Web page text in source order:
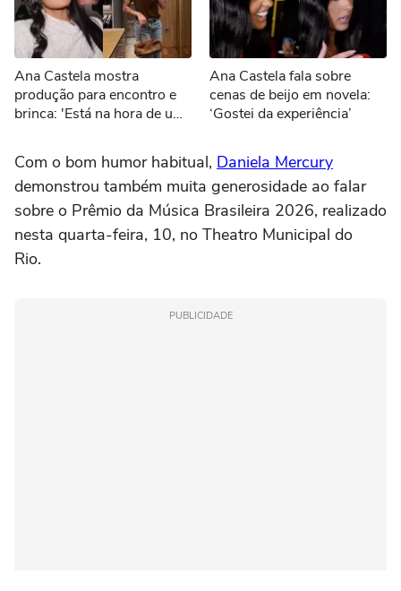
Ana Castela mostra
produção para encontro e
brinca: 'Está na hora de um
Ana Castela fala sobre
cenas de beijo em novela:
‘Gostei da experiência’
Com o bom humor habitual, Daniela Mercury
demonstrou também muita generosidade ao falar
sobre o Prêmio da Música Brasileira 2026, realizado
nesta quarta-feira, 10, no Theatro Municipal do
Rio.
PUBLICIDADE